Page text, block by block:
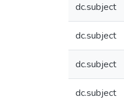
dc.subject
dc.subject
dc.subject
dc.subject